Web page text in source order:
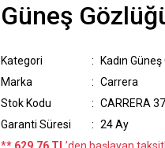
Güneş
Kategori
Kadın
Marka
Carrera
Stok Kodu
CARRERA
Garanti Süresi
24 Ay